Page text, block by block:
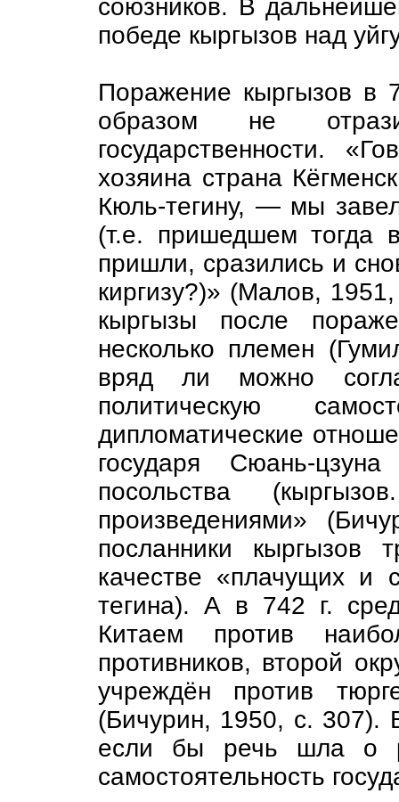
союзников. В
победе кыргызов над
Поражение кыргызов в
образом не
государственности.
хозяина страна
Кюль-тегину, — мы
(т.е. пришедшем тогда
пришли, сразились и
киргизу?)» (Малов,
кыргызы после
несколько племен
вряд ли можно
политическую
дипломатические
государя Сюань-
посольства
произведениями»
посланники кыргызов
качестве «плачущих и
тегина). А в 742 г.
Китаем против
противников, второй
учреждён против
(Бичурин, 1950, с. 307).
если бы речь шла о
самостоятельность